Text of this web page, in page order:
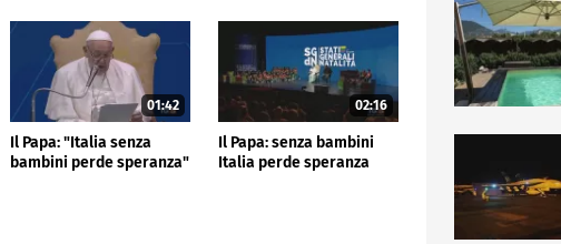
01:42
Il Papa: "Italia senza
bambini perde speranza"
02:16
Il Papa: senza bambini
Italia perde speranza